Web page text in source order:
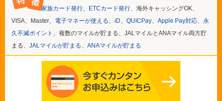
家族カード発行、 ETCカード発行、海外キャッシングOK、
VISA、Master、 電子マネーが使える、 iD、 QUICPay、 Apple Pay対応、 永
久不滅ポイント 、複数のマイルが貯まる、JALマイルとANAマイル両方貯
まる、 JALマイルが貯まる、 ANAマイルが貯まる